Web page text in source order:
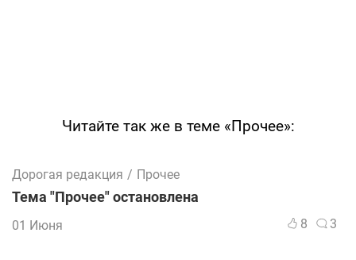
Читайте так же в теме «Прочее»:
Дорогая редакция / Прочее
Тема "Прочее" остановлена
01 Июня 8 3